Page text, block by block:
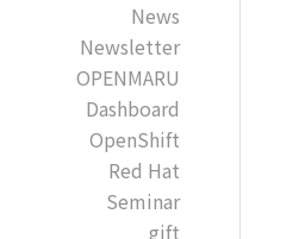
News
Newsletter
OPENMARU
Dashboard
OpenShift
Red Hat
Seminar
gift